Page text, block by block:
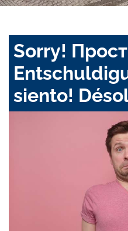
Sorry!
siento!